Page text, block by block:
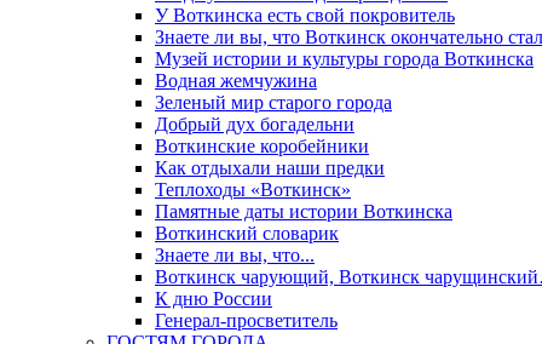
У Воткинска есть свой покровитель
Знаете ли вы, что Воткинск окончательно
Музей истории и культуры города Воткинска
Водная жемчужина
Зеленый мир старого города
Добрый дух богадельни
Воткинские коробейники
Как отдыхали наши предки
Теплоходы «Воткинск»
Памятные даты истории Воткинска
Воткинский словарик
Знаете ли вы, что...
Воткинск чарующий, Воткинск
К дню России
Генерал-просветитель